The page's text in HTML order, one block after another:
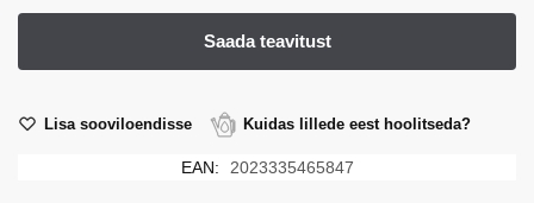
Lisa sooviloendisse Kuidas lillede eest hoolitseda?
EAN: 2023335465847